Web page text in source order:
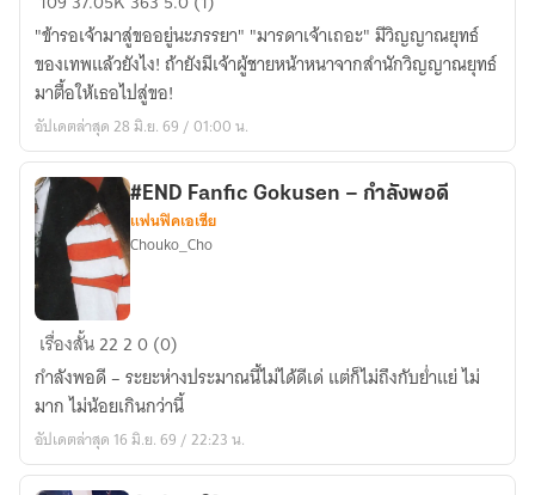
เกี้ยว
จันทร์
l
Douluo
Dalu
"ข้ารอเจ้ามาสู่ขออยู่นะภรรยา" "มารดาเจ้าเถอะ" มีวิญญาณยุทธ์
ของเทพแล้วยังไง! ถ้ายังมีเจ้าผู้ชายหน้าหนาจากสำนักวิญญาณยุทธ์
มาตื้อให้เธอไปสู่ขอ!
อัปเดตล่าสุด 28 มิ.ย. 69 / 01:00 น.
#END
Fanfic
Gokusen
–
กำลัง
พอดี
#END Fanfic Gokusen – กำลังพอดี
แฟนฟิคเอเชีย
Chouko_Cho
เรื่องสั้น2220 (0)
กำลังพอดี – ระยะห่างประมาณนี้ไม่ได้ดีเด่ แต่ก็ไม่ถึงกับย่ำแย่ ไม่
มาก ไม่น้อยเกินกว่านี้
อัปเดตล่าสุด 16 มิ.ย. 69 / 22:23 น.